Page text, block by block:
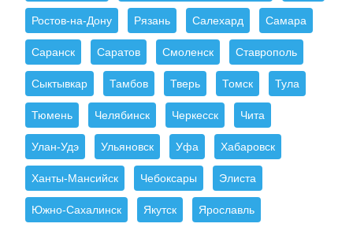
Ростов-на-Дону Рязань Салехард Самара
Саранск Саратов Смоленск Ставрополь
Сыктывкар Тамбов Тверь Томск Тула
Тюмень Челябинск Черкесск Чита
Улан-Удэ Ульяновск Уфа Хабаровск
Ханты-Мансийск Чебоксары Элиста
Южно-Сахалинск Якутск Ярославль